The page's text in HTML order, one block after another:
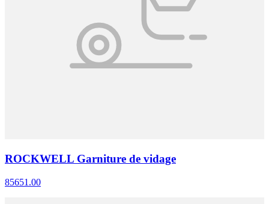
ROCKWELL Garniture de vidage
85651.00